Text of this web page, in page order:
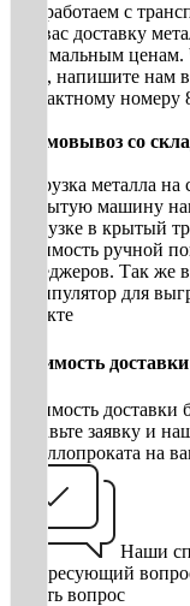
Мы работаем с
для вас доставку
оптимальным ценам.
СПб, напишите нам
контактному
• Самовывоз со
Погрузка металла
открытую машину
погрузке в крытый
Стоимость ручной
менеджеров. Так же
манипулятор для
объекте
Стоимость доставки
Стоимость
Оставьте заявку и
металлопроката на
Наши
интересующий
Задать вопрос